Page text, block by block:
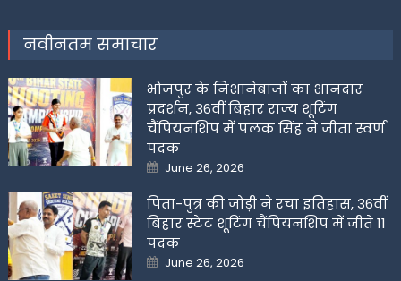
नवीनतम समाचार
भोजपुर के निशानेबाजों का शानदार
प्रदर्शन, 36वीं बिहार राज्य शूटिंग
चैंपियनशिप में पलक सिंह ने जीता स्वर्ण
पदक
Posted
on
June 26, 2026
पिता-पुत्र की जोड़ी ने रचा इतिहास, 36वीं
बिहार स्टेट शूटिंग चैंपियनशिप में जीते 11
पदक
Posted
on
June 26, 2026